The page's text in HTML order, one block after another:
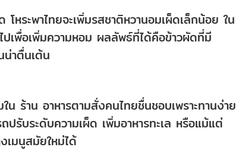
ระพาไทยจะเพิ่มรสชาติหวานอมเผ็ดเล็กน้อย ใน
ปเพื่อเพิ่มความหอม ผลลัพธ์ที่ได้คือข้าวผัดที่มี
น่าตื่นเต้น
น ร้าน อาหารตามสั่งคนไทยชื่นชอบเพราะทานง่าย
รับระดับความเผ็ด เพิ่มอาหารทะเล หรือแม้แต่
เมนูสมัยใหม่ได้